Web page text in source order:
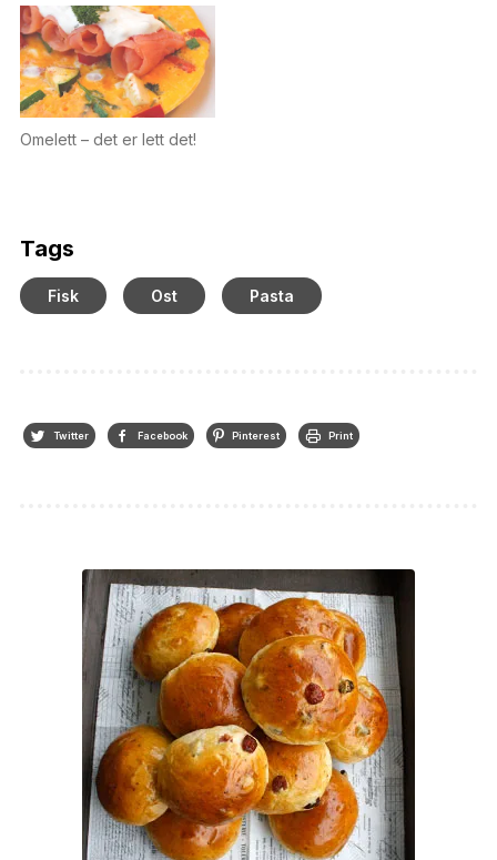
Omelett – det er lett det!
Tags
Fisk Ost Pasta
Twitter Facebook Pinterest Print